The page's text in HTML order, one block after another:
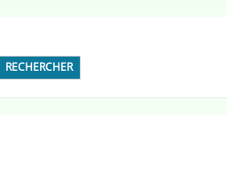
RECHERCHER